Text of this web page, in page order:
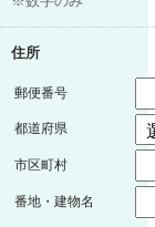
住所
郵便番号
都道府県
市区町村
番地・建物名